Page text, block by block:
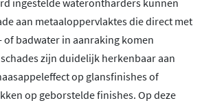
aan metaaloppervlaktes die direct met
badwater in aanraking komen
zijn duidelijk herkenbaar aan
op glansfinishes of
op geborstelde finishes. Op deze